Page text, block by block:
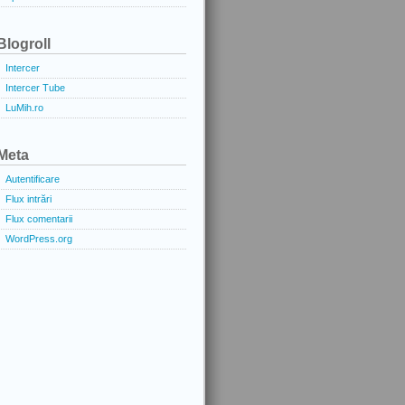
Blogroll
Intercer
Intercer Tube
LuMih.ro
Meta
Autentificare
Flux intrări
Flux comentarii
WordPress.org